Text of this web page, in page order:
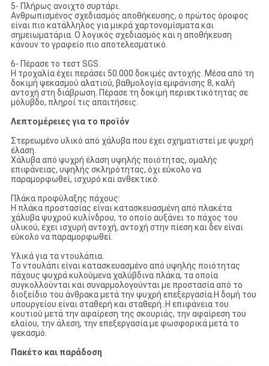
5- Πλήρως ανοιχτό συρτάρι.
Ανθρωπισμένος σχεδιασμός αποθήκευσης, ο πρώτος όροφος
είναι πιο κατάλληλος για μικρά χαρτονομίσματα και
σημειωματάρια. Ο λογικός σχεδιασμός και η αποθήκευση
κάνουν το γραφείο πιο αποτελεσματικό.
6- Πέρασε το τεστ SGS.
Η τροχαλία έχει περάσει 50.000 δοκιμές αντοχής. Μέσα από τη
δοκιμή ψεκασμού αλατιού, βαθμολογία εμφάνισης 8, καλή
αντοχή στη διάβρωση. Πέρασε τη δοκιμή περιεκτικότητας σε
μόλυβδο, πληροί τις απαιτήσεις.
Λεπτομέρειες για το προϊόν
Στερεωμένο υλικό από χάλυβα που έχει σχηματιστεί με ψυχρή
έλαση.
Χάλυβα από ψυχρή έλαση υψηλής ποιότητας, ομαλής
επιφάνειας, υψηλής σκληρότητας, όχι εύκολο να
παραμορφωθεί, ισχυρό και ανθεκτικό.
Πλάκα προφύλαξης πάχους:
Η πλάκα προστασίας είναι κατασκευασμένη από πλακέτα
χάλυβα ψυχρού κυλίνδρου, το οποίο αυξάνει το πάχος του
υλικού, έχει ισχυρή αντοχή, αντοχή στην πίεση και δεν είναι
εύκολο να παραμορφωθεί.
Υλικά για τα ντουλάπια.
Το ντουλάπι είναι κατασκευασμένο από υψηλής ποιότητας
πάχους ψυχρά κυλούμενα χαλύβδινα πλάκα, τα οποία
συγκολλούνται και συναρμολογούνται με προστασία από το
διοξείδιο του άνθρακα μετά την ψυχρή επεξεργασία.Η δομή του
υπουργείου είναι σταθερή και σταθερή..Η επιφάνεια του
κουτιού μετά την αφαίρεση της σκουριάς, την αφαίρεση του
ελαίου, την άλεση, την επεξεργασία με φωσφορικά μετά το
ψεκασμό.
Πακέτο και παράδοση